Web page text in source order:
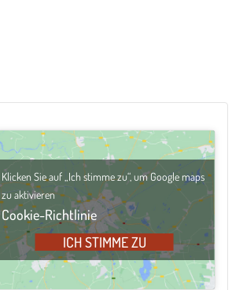
Klicken Sie auf „Ich stimme zu“, um Google maps
zu aktivieren
Cookie-Richtlinie
ICH STIMME ZU